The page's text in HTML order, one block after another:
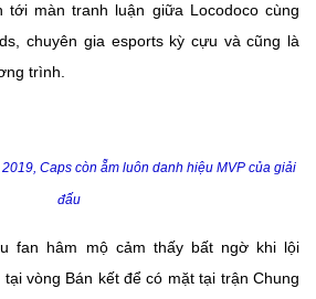
tới màn tranh luận giữa Locodoco cùng
chuyên gia esports kỳ cựu và cũng là
trình.
Caps còn ẵm luôn danh hiệu MVP của giải
đấu
fan hâm mộ cảm thấy bất ngờ khi lội
vòng Bán kết để có mặt tại trận Chung